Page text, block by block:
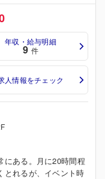
年収・給与明細
9 件
人情報をチェック
にある。月に20時間程
とれるが、イベント時